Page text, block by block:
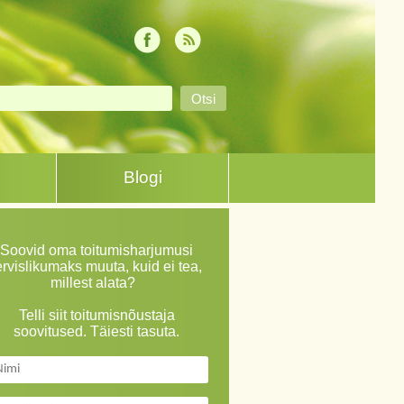
Blogi
Soovid oma toitumisharjumusi
muuta, kuid ei tea,
millest alata?
Telli siit toitumisnõustaja
soovitused. Täiesti tasuta.